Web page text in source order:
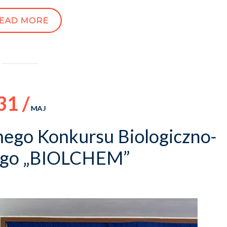
MORE
/ MAJ
Konkursu Biologiczno-
„BIOLCHEM”